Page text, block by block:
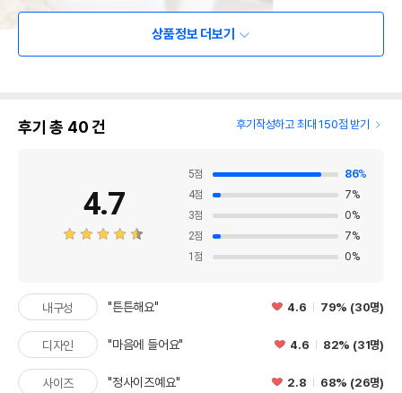
상품정보 더보기
후기 총 40건 후기작성하고 최대 150점 받기
4.7
5점 86%
4점 7%
3점 0%
2점 7%
1 점 0%
내구성 "튼튼해요" 4.6 79% (30명)
디자인 "마음에 들어요" 4.6 82% (31명)
사이즈 "정사이즈예요" 2.8 68% (26명)